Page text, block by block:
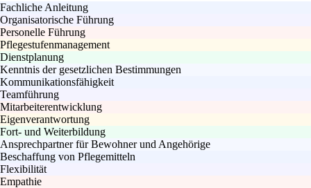
Fachliche Anleitung
Organisatorische Führung
Personelle Führung
Pflegestufenmanagement
Dienstplanung
Kenntnis der gesetzlichen Bestimmungen
Kommunikationsfähigkeit
Teamführung
Mitarbeiterentwicklung
Eigenverantwortung
Fort- und Weiterbildung
Ansprechpartner für Bewohner und Angehörige
Beschaffung von Pflegemitteln
Flexibilität
Empathie